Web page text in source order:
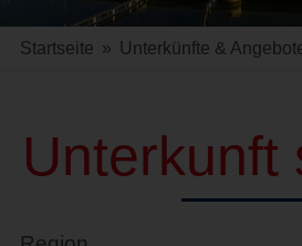
Startseite » Unterkünfte &
Unterkunft